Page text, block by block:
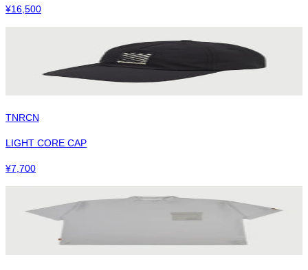
¥16,500
TNRCN
LIGHT CORE CAP
¥7,700